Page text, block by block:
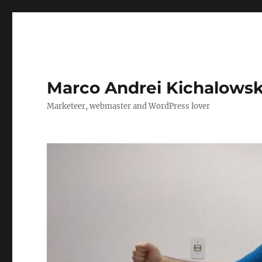
Marco Andrei
Marketeer, webmaster and WordPress lover